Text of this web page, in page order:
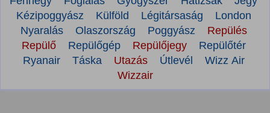
Kézipoggyász
Külföld Légitársaság
London
Nyaralás
Olaszország Poggyász
Repülés
Repülő
Repülőgép Repülőjegy
Repülőtér
Ryanair
Táska Utazás Útlevél
Wizz Air
Wizzair